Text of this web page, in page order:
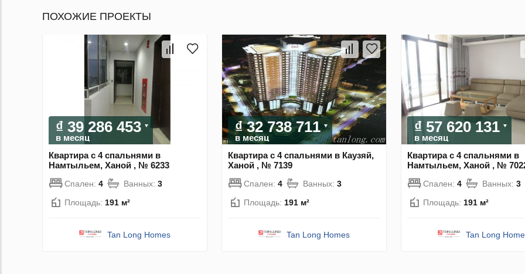
ПОХОЖИЕ ПРОЕКТЫ
₫ 39 286 453
в месяц
Квартира с 4 спальнями в
Намтыльем, Ханой , № 6233
Спален: 4 Ванных: 3
Площадь: 191 м²
Tan Long Homes
₫ 32 738 711
в месяц
Квартира с 4 спальнями в Каузяй,
Ханой , № 7139
Спален: 4 Ванных: 3
Площадь: 191 м²
Tan Long Homes
₫ 57 620 131
в месяц
Квартира с 4 спальнями в
Намтыльем, Ханой , №
Спален: 4 Ванных: 3
Площадь: 191 м²
Tan Long